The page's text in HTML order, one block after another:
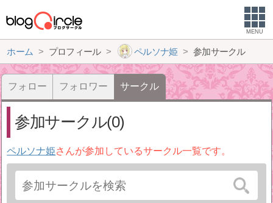
MENU
ホーム プロフィール ペルソナ姫 参加サークル
フォロー フォロワー サークル
参加サークル(0)
ペルソナ姫さんが参加しているサークル一覧です。